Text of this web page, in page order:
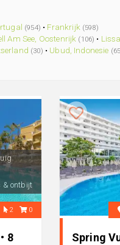
(954) • Frankrijk (598)
Am See, Oostenrijk (106) •
(30) • Ubud, Indonesie
& ontbijt
2 0
8
Spring